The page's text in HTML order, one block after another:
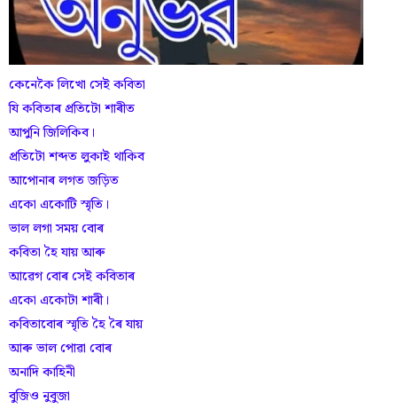
কেনেকৈ লিখো সেই কবিতা
যি কবিতাৰ প্ৰতিটো শাৰীত
আপুনি জিলিকিব।
প্ৰতিটো শব্দত লুকাই থাকিব
আপোনাৰ লগত জড়িত
একো একোটি স্মৃতি।
ভাল লগা সময় বোৰ
কবিতা হৈ যায় আৰু
আৱেগ বোৰ সেই কবিতাৰ
একো একোটা শাৰী।
কবিতাবোৰ স্মৃতি হৈ ৰৈ যায়
আৰু ভাল পোৱা বোৰ
অনাদি কাহিনী
বুজিও নুবুজা